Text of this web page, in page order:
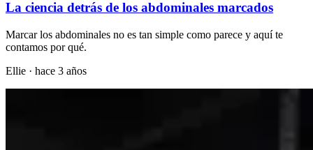
La ciencia detrás de los abdominales marcados
Marcar los abdominales no es tan simple como parece y aquí te
contamos por qué.
Ellie · hace 3 años